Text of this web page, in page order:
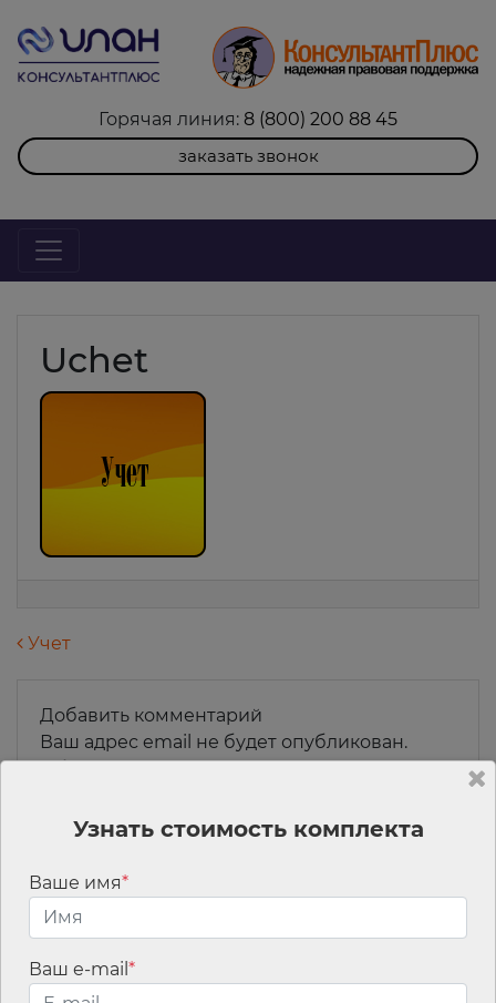
Горячая линия: 8 (800) 200 88 45
заказать звонок
Uchet
Навигация по записям
Учет
Добавить комментарий
Ваш адрес email не будет опубликован.
Обязательные поля помечены*
Имя*
Узнать стоимость комплекта
Ваше имя*
Ваш e-mail *